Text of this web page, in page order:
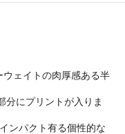
ェイトの肉厚感ある半
分にプリントが入りま
ンパクト有る個性的な